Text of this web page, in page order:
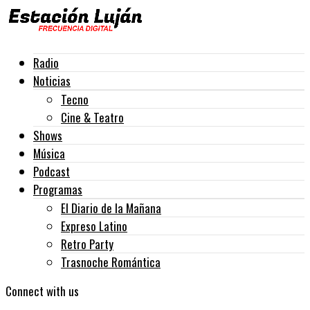
Radio
Noticias
Tecno
Cine & Teatro
Shows
Música
Podcast
Programas
El Diario de la Mañana
Expreso Latino
Retro Party
Trasnoche Romántica
Connect with us